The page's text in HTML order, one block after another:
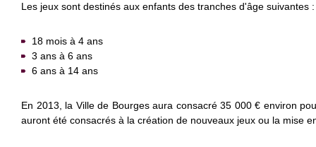
Les jeux sont destinés aux enfants des tranches d'âge suivantes :
18 mois à 4 ans
3 ans à 6 ans
6 ans à 14 ans
En 2013, la Ville de Bourges aura consacré 35 000 € environ
auront été consacrés à la création de nouveaux jeux ou la mise